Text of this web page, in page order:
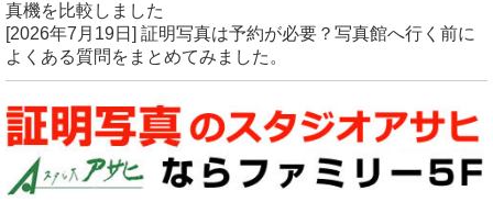
真機を比較しました
[2026年7月19日] 証明写真は予約が必要？写真館へ行く前に
よくある質問をまとめてみました。